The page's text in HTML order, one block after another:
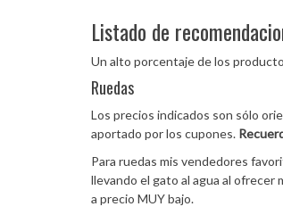
Listado de
Un alto porcentaje de los
Ruedas
Los precios indicados son sólo
aportado por los cupones.
Para ruedas mis vendedores
llevando el gato al agua al ofrecer
a precio MUY bajo.